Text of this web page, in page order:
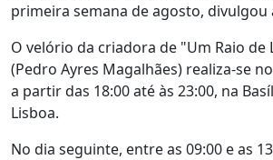
primeira semana de agosto,
O velório da criadora de "Um Raio de
(Pedro Ayres Magalhães) realiza-se
a partir das 18:00 até às 23:00, na
Lisboa.
No dia seguinte, entre as 09:00 e as